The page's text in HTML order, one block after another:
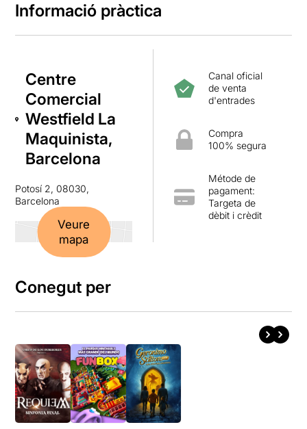
Informació pràctica
Centre
Comercial
Westfield La
Maquinista,
Barcelona
Potosí 2, 08030,
Barcelona
Veure
mapa
Canal oficial
de venta
d'entrades
Compra
100% segura
Métode de
pagament:
Targeta de
dèbit i crèdit
Conegut per